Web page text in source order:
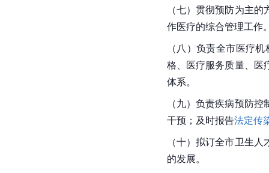
（七）贯彻预防为主
作医疗的综合管理工作
（八）负责全市医疗
格、医疗服务质量、医
体系。
（九）负责疾病预防
干预；及时报告法定传
（十）拟订全市卫生
的发展。